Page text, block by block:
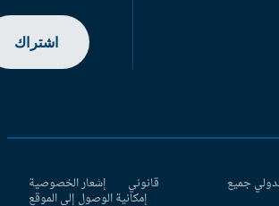
اشتراك
جميع قانوني إشعار الخصوصية
إمكانية الوصول إلى الموقع